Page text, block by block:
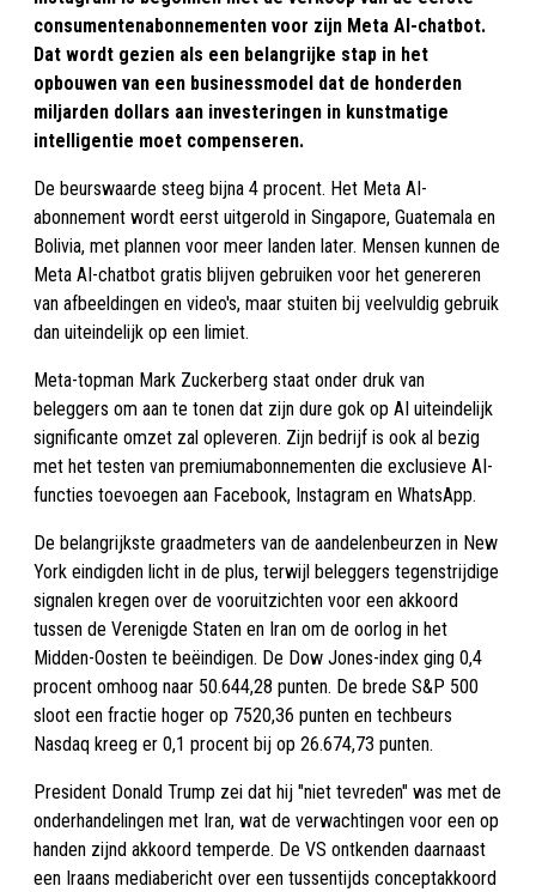
consumentenabonnementen voor zijn Meta AI-chatbot.
Dat wordt gezien als een belangrijke stap in het
opbouwen van een businessmodel dat de honderden
miljarden dollars aan investeringen in kunstmatige
intelligentie moet compenseren.
De beurswaarde steeg bijna 4 procent. Het Meta AI-
abonnement wordt eerst uitgerold in Singapore, Guatemala en
Bolivia, met plannen voor meer landen later. Mensen kunnen de
Meta AI-chatbot gratis blijven gebruiken voor het genereren
van afbeeldingen en video's, maar stuiten bij veelvuldig gebruik
dan uiteindelijk op een limiet.
Meta-topman Mark Zuckerberg staat onder druk van
beleggers om aan te tonen dat zijn dure gok op AI uiteindelijk
significante omzet zal opleveren. Zijn bedrijf is ook al bezig
met het testen van premiumabonnementen die exclusieve AI-
functies toevoegen aan Facebook, Instagram en WhatsApp.
De belangrijkste graadmeters van de aandelenbeurzen in New
York eindigden licht in de plus, terwijl beleggers tegenstrijdige
signalen kregen over de vooruitzichten voor een akkoord
tussen de Verenigde Staten en Iran om de oorlog in het
Midden-Oosten te beëindigen. De Dow Jones-index ging 0,4
procent omhoog naar 50.644,28 punten. De brede S&P 500
sloot een fractie hoger op 7520,36 punten en techbeurs
Nasdaq kreeg er 0,1 procent bij op 26.674,73 punten.
President Donald Trump zei dat hij "niet tevreden" was met de
onderhandelingen met Iran, wat de verwachtingen voor een op
handen zijnd akkoord temperde. De VS ontkenden daarnaast
een Iraans mediabericht over een tussentijds conceptakkoord